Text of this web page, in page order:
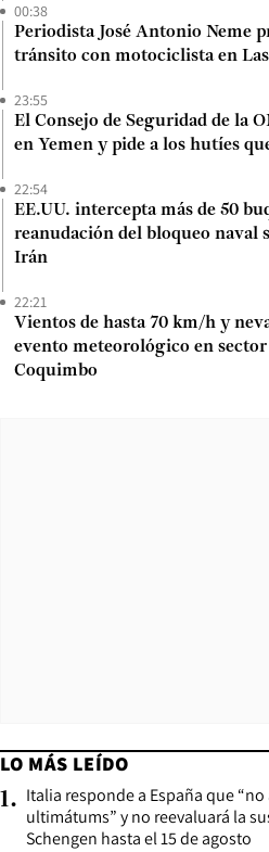
00:38
Periodista José Antonio Neme
tránsito con motociclista en
23:55
El Consejo de Seguridad de la
en Yemen y pide a los hutíes
22:54
EE.UU. intercepta más de 50
reanudación del bloqueo naval
Irán
22:21
Vientos de hasta 70 km/h y
evento meteorológico en
Coquimbo
LO MÁS LEÍDO
1. Italia responde a España que “no
ultimátums” y no reevaluará la
Schengen hasta el 15 de agosto